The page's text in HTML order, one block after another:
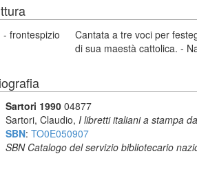
- frontespizio
Cantata a tre voci per
di sua maestà cattolica. -
Sartori 1990 04877
Sartori, Claudio, I libretti italiani a stampa
SBN: TO0E050907
SBN Catalogo del servizio bibliotecario